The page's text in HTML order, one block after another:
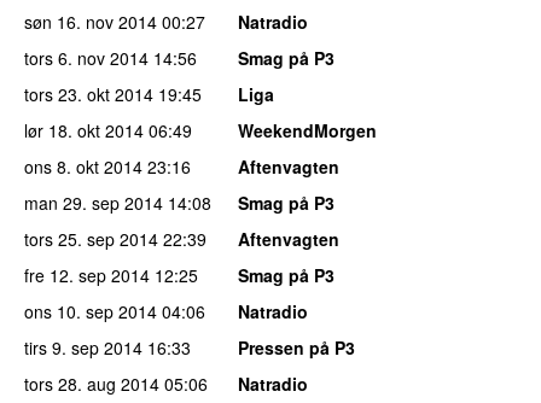
søn 16. nov 2014 00:27
Natradio
tors 6. nov 2014 14:56
Smag på P3
tors 23. okt 2014 19:45
Liga
lør 18. okt 2014 06:49
WeekendMorgen
ons 8. okt 2014 23:16
Aftenvagten
man 29. sep 2014 14:08
Smag på P3
tors 25. sep 2014 22:39
Aftenvagten
fre 12. sep 2014 12:25
Smag på P3
ons 10. sep 2014 04:06
Natradio
tirs 9. sep 2014 16:33
Pressen på P3
tors 28. aug 2014 05:06
Natradio